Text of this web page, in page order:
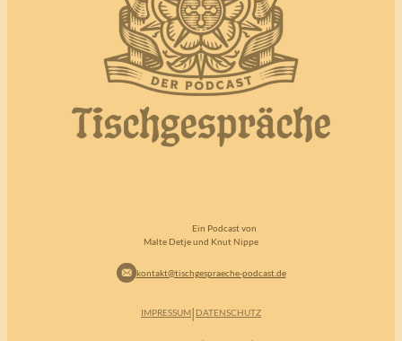
Ein Podcast von
Malte Detje und Knut Nippe
kontakt@tischgespraeche-podcast.de
IMPRESSUM| DATENSCHUTZ